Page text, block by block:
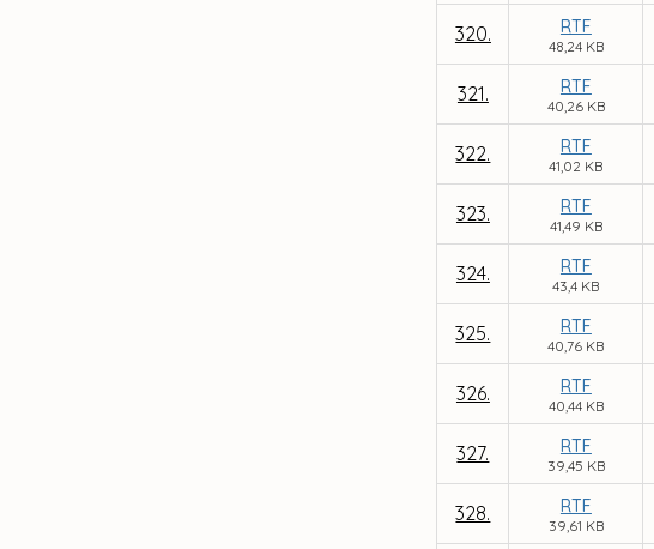
320. RTF
48,24 KB
321. RTF
40,26 KB
322. RTF
41,02 KB
323. RTF
41,49 KB
324. RTF
43,4 KB
325. RTF
40,76 KB
326. RTF
40,44 KB
327. RTF
39,45 KB
328. RTF
39,61 KB